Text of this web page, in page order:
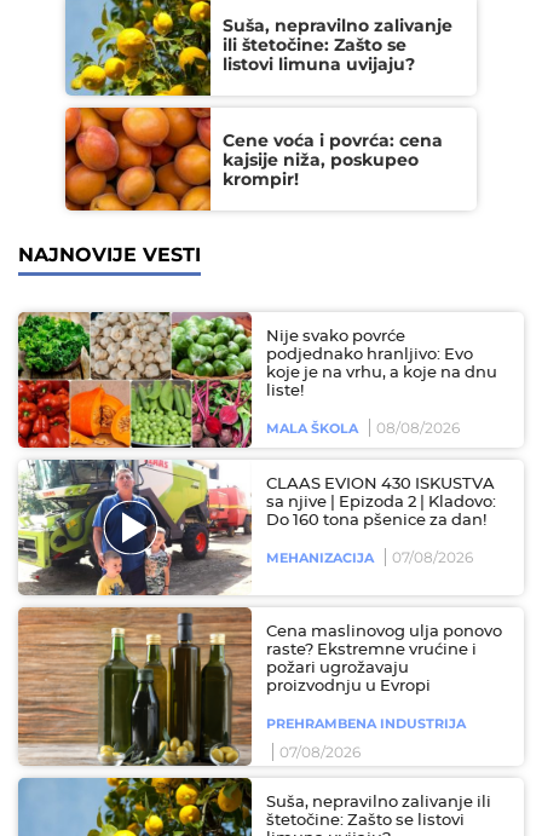
Suša, nepravilno zalivanje
ili štetočine: Zašto se
listovi limuna uvijaju?
Cene voća i povrća: cena
kajsije niža, poskupeo
krompir!
NAJNOVIJE VESTI
Nije svako povrće
podjednako hranljivo: Evo
koje je na vrhu, a koje na dnu
liste!
MALA ŠKOLA 08/08/2026
CLAAS EVION 430 ISKUSTVA
sa njive | Epizoda 2 | Kladovo:
Do 160 tona pšenice za dan!
MEHANIZACIJA 07/08/2026
Cena maslinovog ulja ponovo
raste? Ekstremne vrućine i
požari ugrožavaju
proizvodnju u Evropi
PREHRAMBENA INDUSTRIJA
07/08/2026
Suša, nepravilno zalivanje ili
štetočine: Zašto se listovi